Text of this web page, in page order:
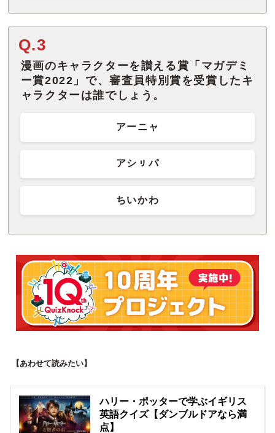
Q.3
漫画のキャラクターを讃える賞「マガデミ
ー賞2022」で、審査員特別賞を受賞したキ
ャラクターは誰でしょう。
アーニャ
アシㇼパ
ちいかわ
【あわせて読みたい】
ハリー・ポッターで学ぶイギリス
英語クイズ【ダンブルドアなら満
点】